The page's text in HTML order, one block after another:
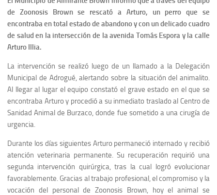
de Zoonosis Brown se rescató a Arturo, un perro que se
encontraba en total estado de abandono y con un delicado cuadro
de salud en la intersección de la avenida Tomás Espora y la calle
Arturo Illia.
La intervención se realizó luego de un llamado a la Delegación
Municipal de Adrogué, alertando sobre la situación del animalito.
Al llegar al lugar el equipo constató el grave estado en el que se
encontraba Arturo y procedió a su inmediato traslado al Centro de
Sanidad Animal de Burzaco, donde fue sometido a una cirugía de
urgencia.
Durante los días siguientes Arturo permaneció internado y recibió
atención veterinaria permanente. Su recuperación requirió una
segunda intervención quirúrgica, tras la cual logró evolucionar
favorablemente. Gracias al trabajo profesional, el compromiso y la
vocación del personal de Zoonosis Brown, hoy el animal se